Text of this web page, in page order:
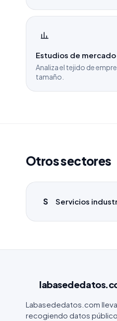
Estudios de mercado
Analiza el tejido de
tamaño.
Otros sectores
S Servicios
labasededatos
Labasededatos.com
recogiendo datos